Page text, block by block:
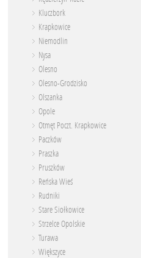
Kluczbork
Krapkowice
Niemodlin
Nysa
Olesno
Olesno-Grodzisko
Olszanka
Opole
Otmęt Poczt. Krapkowice
Paczków
Praszka
Pruszków
Reńska Wieś
Rudniki
Stare Siołkowice
Strzelce Opolskie
Turawa
Większyce